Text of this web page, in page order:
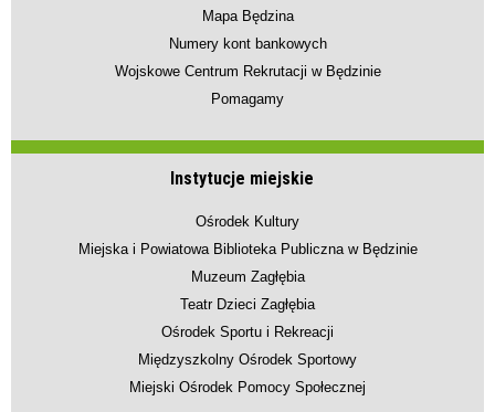
Mapa Będzina
Numery kont bankowych
Wojskowe Centrum Rekrutacji w Będzinie
Pomagamy
Instytucje miejskie
Ośrodek Kultury
Miejska i Powiatowa Biblioteka Publiczna w Będzinie
Muzeum Zagłębia
Teatr Dzieci Zagłębia
Ośrodek Sportu i Rekreacji
Międzyszkolny Ośrodek Sportowy
Miejski Ośrodek Pomocy Społecznej